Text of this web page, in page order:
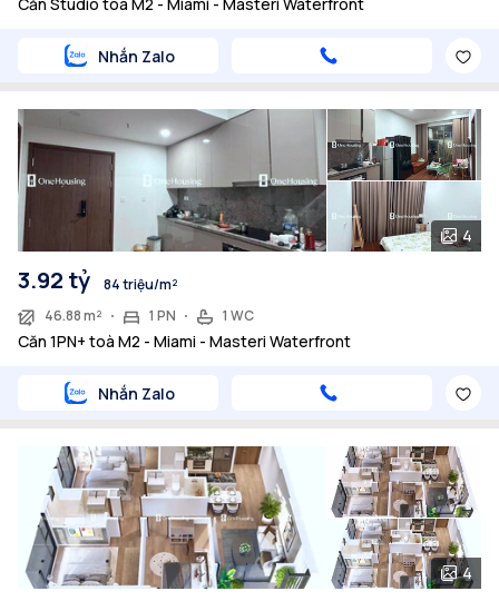
Nhắn Zalo
4
3.92 tỷ
84 triệu/m²
46.88 m²
1 PN 1 WC
Căn 1PN+ toà M2 - Miami - Masteri Waterfront
Nhắn Zalo
4